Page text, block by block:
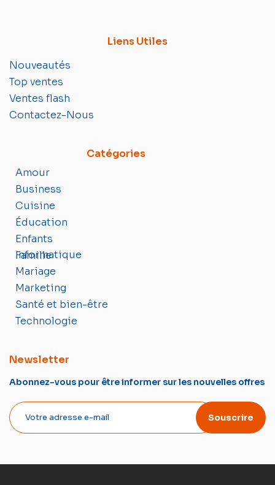
Liens Utiles
Nouveautés
Top ventes
Ventes flash
Contactez-Nous
Catégories
Amour
Business
Cuisine
Éducation
Enfants
Famille
Informatique
Mariage
Marketing
Santé et bien-être
Technologie
Newsletter
Abonnez-vous pour être informer sur les nouvelles offres
Souscrire